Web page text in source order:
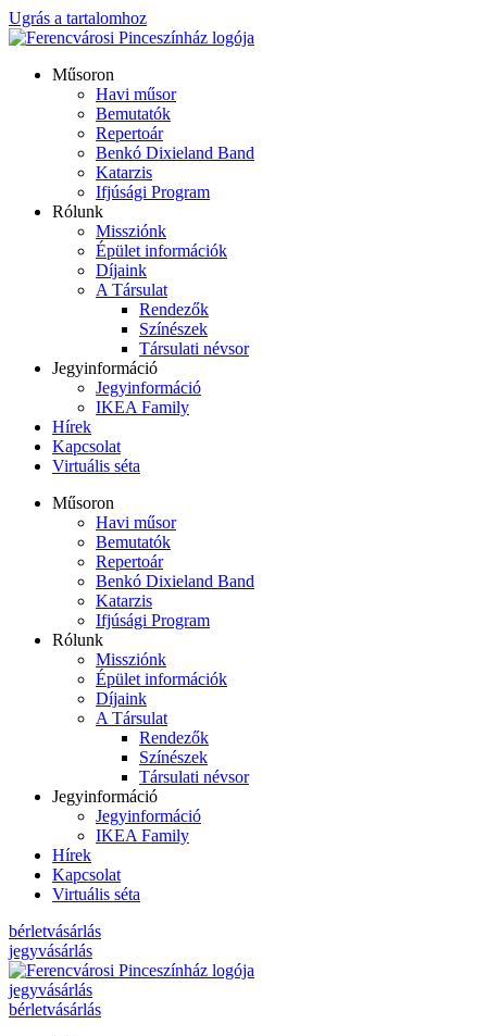
Ugrás a tartalomhoz
Műsoron
Havi műsor
Bemutatók
Repertoár
Benkó Dixieland Band
Katarzis
Ifjúsági Program
Rólunk
Missziónk
Épület információk
Díjaink
A Társulat
Rendezők
Színészek
Társulati névsor
Jegyinformáció
Jegyinformáció
IKEA Family
Hírek
Kapcsolat
Virtuális séta
Műsoron
Havi műsor
Bemutatók
Repertoár
Benkó Dixieland Band
Katarzis
Ifjúsági Program
Rólunk
Missziónk
Épület információk
Díjaink
A Társulat
Rendezők
Színészek
Társulati névsor
Jegyinformáció
Jegyinformáció
IKEA Family
Hírek
Kapcsolat
Virtuális séta
bérletvásárlás
jegyvásárlás
jegyvásárlás
bérletvásárlás